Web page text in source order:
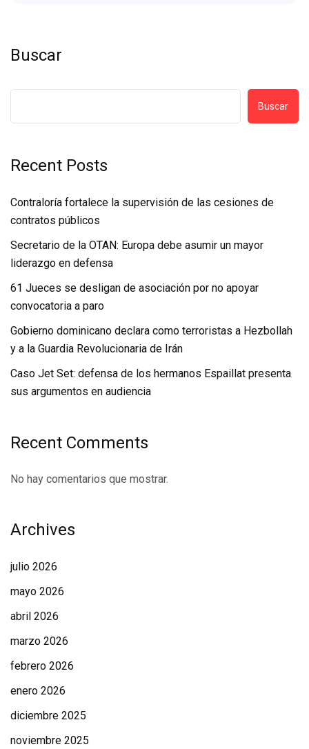
Buscar
Buscar
Recent Posts
Contraloría fortalece la supervisión de las cesiones de
contratos públicos
Secretario de la OTAN: Europa debe asumir un mayor
liderazgo en defensa
61 Jueces se desligan de asociación por no apoyar
convocatoria a paro
Gobierno dominicano declara como terroristas a Hezbollah
y a la Guardia Revolucionaria de Irán
Caso Jet Set: defensa de los hermanos Espaillat presenta
sus argumentos en audiencia
Recent Comments
No hay comentarios que mostrar.
Archives
julio 2026
mayo 2026
abril 2026
marzo 2026
febrero 2026
enero 2026
diciembre 2025
noviembre 2025